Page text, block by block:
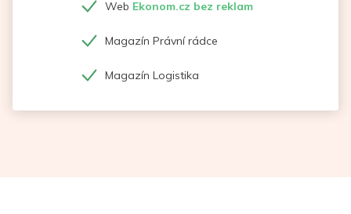
Web Ekonom.cz bez reklam
Magazín Právní rádce
Magazín Logistika